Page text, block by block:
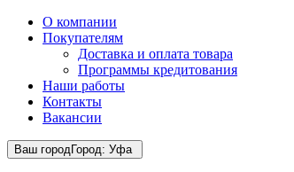
О компании
Покупателям
Доставка и оплата товара
Программы кредитования
Наши работы
Контакты
Вакансии
Ваш городГород: Уфа